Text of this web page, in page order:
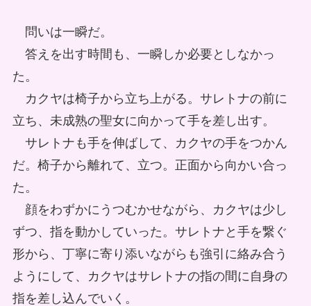
問いは一瞬だ。
答えを出す時間も、一瞬しか必要としなかっ
た。
カクヤは椅子から立ち上がる。サレトナの前に
立ち、未成熟の聖女に向かって手を差し出す。
サレトナも手を伸ばして、カクヤの手をつかん
だ。椅子から離れて、立つ。正面から向かい合っ
た。
顔をわずかにうつむかせながら、カクヤは少し
ずつ、指を動かしていった。サレトナと手を繋ぐ
形から、丁寧に寄り添いながらも強引に絡み合う
ようにして、カクヤはサレトナの指の間に自身の
指を差し込んでいく。